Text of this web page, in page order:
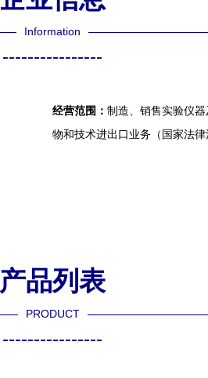
Information
----------------
经营范围： 制造、销售实验仪
物和技术进出口业务（国家法
产品列表
PRODUCT
----------------